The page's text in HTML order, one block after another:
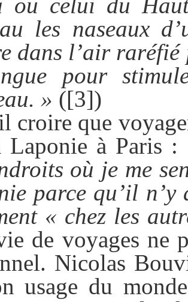
les naseaux
dans l’air
pour
» ([3])
croire que
Laponie à Paris :
où je me
parce qu’il n’y
« chez les
de voyages ne
Nicolas
usage du